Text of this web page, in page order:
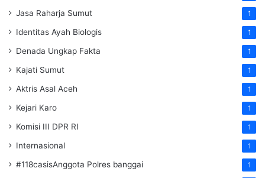
Jasa Raharja Sumut 1
Identitas Ayah Biologis 1
Denada Ungkap Fakta 1
Kajati Sumut 1
Aktris Asal Aceh 1
Kejari Karo 1
Komisi III DPR RI 1
Internasional 1
#118casisAnggota Polres banggai 1